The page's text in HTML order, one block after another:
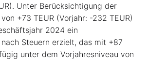
Unter Berücksichtigung der
+73 TEUR (Vorjahr: -232 TEUR)
2024 ein
Steuern erzielt, das mit +87
unter dem Vorjahresniveau von